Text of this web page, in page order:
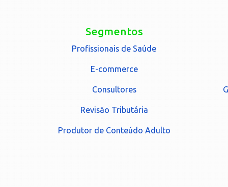
Segmentos
Profissionais de Saúde
E-commerce
Consultores
Revisão Tributária
Produtor de Conteúdo Adulto